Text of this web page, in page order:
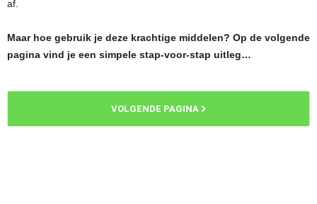
af.
Maar hoe gebruik je deze krachtige middelen? Op de volgende
pagina vind je een simpele stap-voor-stap uitleg…
VOLGENDE PAGINA